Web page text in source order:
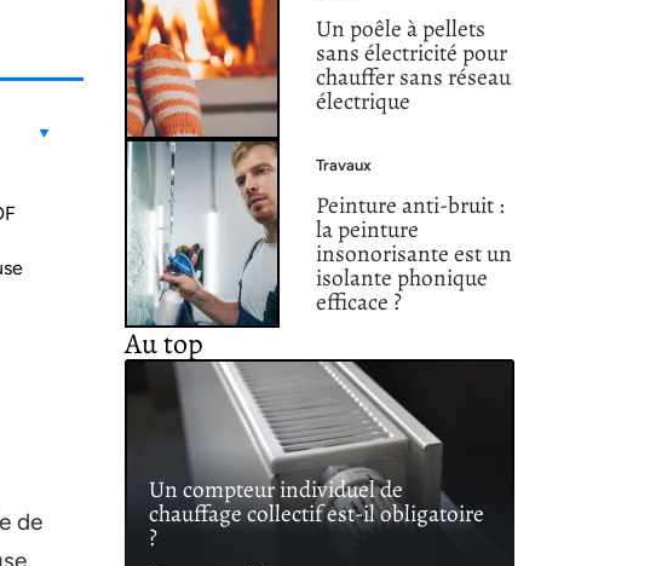
de
Un poêle à pellets
sans électricité pour
chauffer sans réseau
électrique
Travaux
Peinture anti-bruit :
la peinture
insonorisante est un
isolante phonique
efficace ?
Au top
Un compteur individuel de
chauffage collectif est-il obligatoire
?